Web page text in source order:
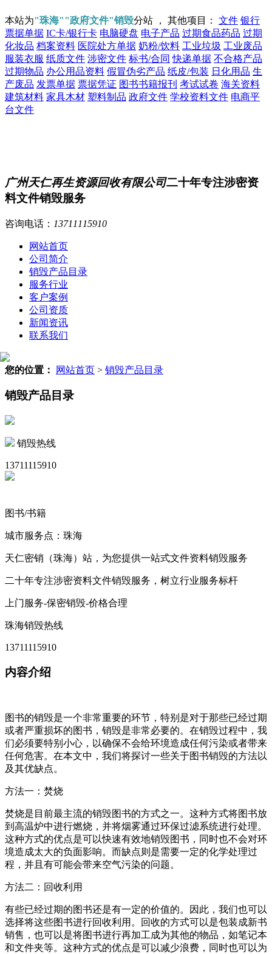
本站为"珠海""政府文件"销毁分站 ， 其他项目： 文件 银行
票据单据 IC卡/银行卡 电脑硬盘 电子产品 过期食品药品 过期
化妆品 档案资料 医院处方单据 奶粉/饮料 工业垃圾 工业废品
服装衣服 纸质文件 涉密文件 标书/合同 快递单据 不合格产品
过期物品 办公用品资料 假冒伪劣产品 纸皮/包装 日化用品 生
产废品 发票单据 票据凭证 图书书籍报刊 考试试卷 海关资料
建筑材料 家具木材 塑料制品 政府文件 学校资料文件 电商平
台文件
广州天仁再生资源回收有限公司二十年专注涉密资
料文件销毁服务
咨询电话： 13711115910
网站首页
公司简介
销毁产品目录
服务行业
客户案例
公司资质
新闻资讯
联系我们
您的位置： 网站首页 > 销毁产品目录
销毁产品目录
销毁热线
13711115910
图书/书籍
城市服务点：珠海
天仁密销（珠海）站，为您提供一站式文件资料销毁服务
二十年专注涉密资料文件销毁服务，树立行业服务标杆
上门服务-保密销毁-价格合理
珠海销毁热线
13711115910
内容介绍
图书的销毁是一个非常重要的环节，特别是对于那些已经过期
或者严重损坏的图书，销毁是非常必要的。在销毁过程中，我
们必须要特别小心，以确保不会给环境造成任何污染或者带来
任何危害。在本文中，我们将探讨一些关于图书销毁的方法以
及其优缺点。
方法一：焚烧
焚烧是目前最主流的销毁图书的方式之一。这种方式将图书放
到高温炉中进行燃烧，并将烟雾通过环保过滤系统进行处理。
这种方式的优点是可以快速有效地销毁图书，同时也不会对环
境造成太大的负面影响。而缺点则是需要一定的化学处理过
程，并且有可能会带来空气污染的问题。
方法二：回收利用
有些已经过期的图书还是有一定的价值的。因此，我们也可以
选择将这些图书进行回收利用。回收的方式可以是包装成新书
销售，也可以是将图书进行再加工成为其他的物品，如笔记本
和文件夹等。这种方式的优点是可以减少浪费，同时也可以为